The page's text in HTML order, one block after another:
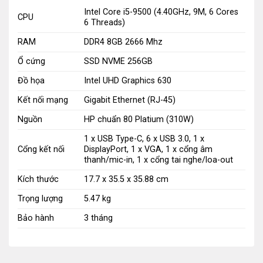
HP 600 G5 MT là một trong những sản phẩm được thiết
kế đặc biệt cho doanh nghiệp với cấu hình mạnh mẽ và
khả năng nâng cấp cao.
Đáp ứng đa dạng nhu cầu sử dụng của người dùng cá
Với bộ vi xử lý Intel Core i5-9500 và RAM DDR4 8GB,
máy tính này có thể xử lý một cách nhanh chóng các tác
vụ đa nhiệm và các ứng dụng nặng.
Được trang bị ổ cứng SSD NVME 256GB, HP 600 G5
cách nhanh chóng và tiết kiệm thời gian hơn so với các ổ
CPU
Intel Core i5-9500 (4.40GHz, 9M, 6 Cores
6 Threads)
RAM
DDR4 8GB 2666 Mhz
Ổ cứng
SSD NVME 256GB
Đồ họa
Intel UHD Graphics 630
Kết nối mạng
Gigabit Ethernet (RJ-45)
Nguồn
HP chuẩn 80 Platium (310W)
Cổng kết nối
1 x USB Type-C, 6 x USB 3.0, 1 x
DisplayPort, 1 x VGA, 1 x cổng âm
thanh/mic-in, 1 x cổng tai nghe/loa-out
Kích thước
17.7 x 35.5 x 35.88 cm
Trọng lượng
5.47 kg
Bảo hành
3 tháng